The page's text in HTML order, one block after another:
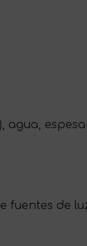
agua,
fuentes de